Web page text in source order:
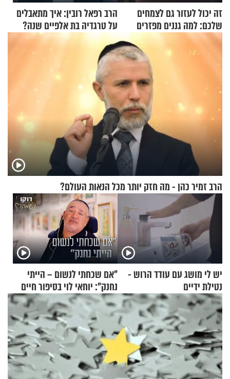
זה יכול לעזור גם לצמחים
שלכם: למה גננים מפזרים
קינמון בעציצים?
הרב רפאל רובין: איך מתאבלים
על טרגדיה בת אלפיים שנה?
הרב זמיר כהן - מה חזק יותר מכל הנאות העולם?
יש לי מושג עם עודד הרוש -
נטילת ידיים
"אם שכחתי לנשום – הייתי
נחנק": יוחאי לוי בסיפור חיים
מעורר השראה